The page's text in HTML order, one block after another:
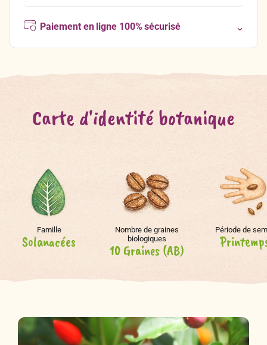
Paiement en ligne 100% sécurisé
Carte d'identité botanique
Famille
Solanacées
Nombre de graines
biologiques
10 Graines (AB)
Période de